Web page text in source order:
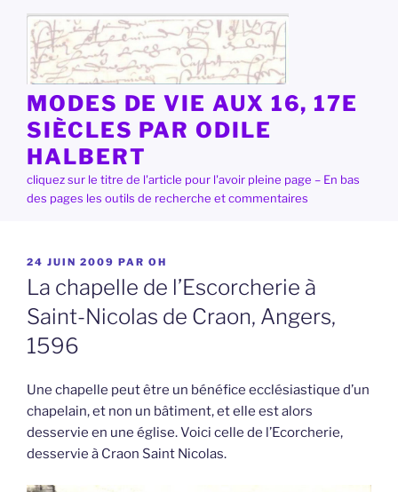
contenu
principal
MODES DE VIE AUX 16, 17E
SIÈCLES PAR ODILE
HALBERT
cliquez sur le titre de l'article pour l'avoir pleine page – En bas
des pages les outils de recherche et commentaires
PUBLIÉ
LE
24 JUIN 2009 PAR OH
La chapelle de l’Escorcherie à
Saint-Nicolas de Craon, Angers,
1596
Une chapelle peut être un bénéfice ecclésiastique d’un
chapelain, et non un bâtiment, et elle est alors
desservie en une église. Voici celle de l’Ecorcherie,
desservie à Craon Saint Nicolas.